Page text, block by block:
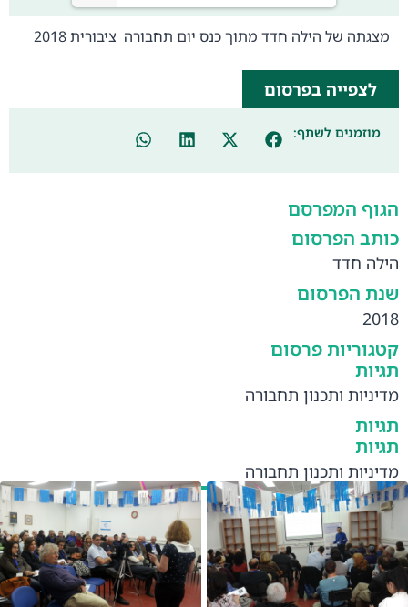
מצגתה של הילה חדד מתוך כנס יום תחבורה ציבורית 2018
לצפייה בפרסום
מוזמנים לשתף:
הגוף המפרסם
כותב הפרסום
הילה חדד
שנת הפרסום
2018
קטגוריות פרסום
תגיות
מדיניות ותכנון תחבורה
תגיות
תגיות
מדיניות ותכנון תחבורה